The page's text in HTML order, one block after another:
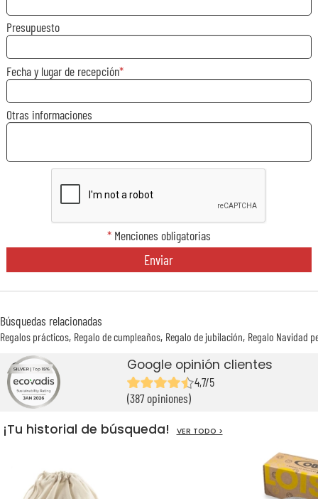
Presupuesto
Fecha y lugar de recepción
Otras informaciones
*Menciones obligatorias
Enviar
Búsquedas relacionadas
Regalos prácticos Regalo de cumpleaños Regalo de jubilación Regalo Navidad
Google opinión clientes
4,7/5
(387 opiniones)
¡Tu historial de búsqueda! VER TODO >